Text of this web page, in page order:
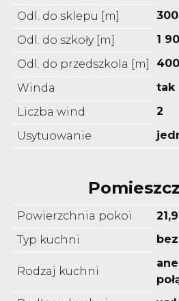
Odl. do sklepu [m]
Odl. do szkoły [m]
1
Odl. do przedszkola [m]
Winda
tak
Liczba wind
2
Usytuowanie
Powierzchnia pokoi
Typ kuchni
Rodzaj kuchni